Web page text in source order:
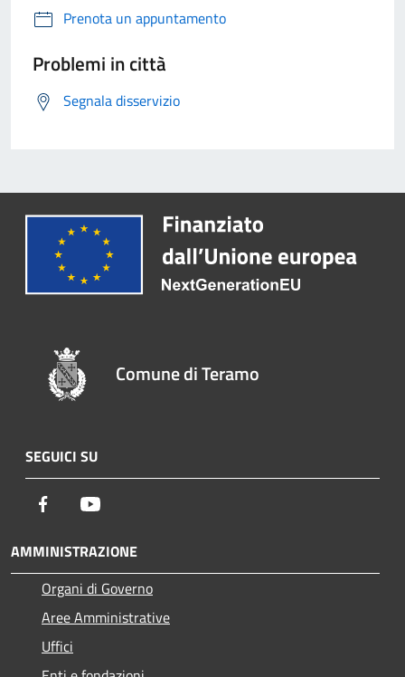
Prenota un appuntamento
Problemi in città
Segnala disservizio
Comune di Teramo
SEGUICI SU
Facebook
AMMINISTRAZIONE
Organi di Governo
Aree Amministrative
Uffici